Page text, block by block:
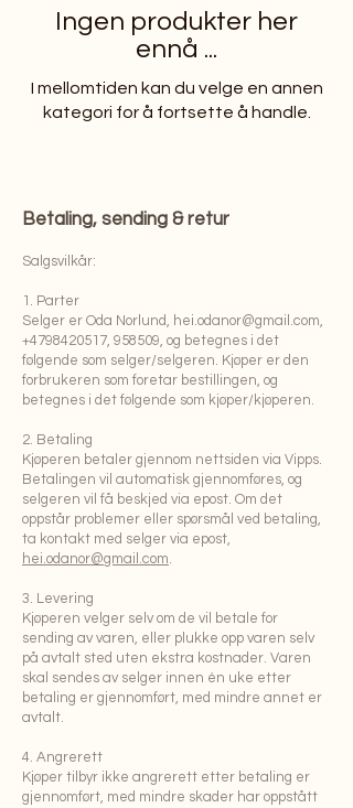
Ingen produkter her
ennå ...
I mellomtiden kan du velge en annen
kategori for å fortsette å handle.
Betaling, sending & retur
Salgsvilkår:
1. Parter
Selger er Oda Norlund, hei.odanor@gmail.com,
+4798420517, 958509, og betegnes i det
følgende som selger/selgeren. Kjøper er den
forbrukeren som foretar bestillingen, og
betegnes i det følgende som kjøper/kjøperen.
2. Betaling
Kjøperen betaler gjennom nettsiden via Vipps.
Betalingen vil automatisk gjennomføres, og
selgeren vil få beskjed via epost. Om det
oppstår problemer eller spørsmål ved betaling,
ta kontakt med selger via epost,
hei.odanor@gmail.com.
3. Levering
Kjøperen velger selv om de vil betale for
sending av varen, eller plukke opp varen selv
på avtalt sted uten ekstra kostnader. Varen
skal sendes av selger innen én uke etter
betaling er gjennomført, med mindre annet er
avtalt.
4. Angrerett
Kjøper tilbyr ikke angrerett etter betaling er
gjennomført, med mindre skader har oppstått